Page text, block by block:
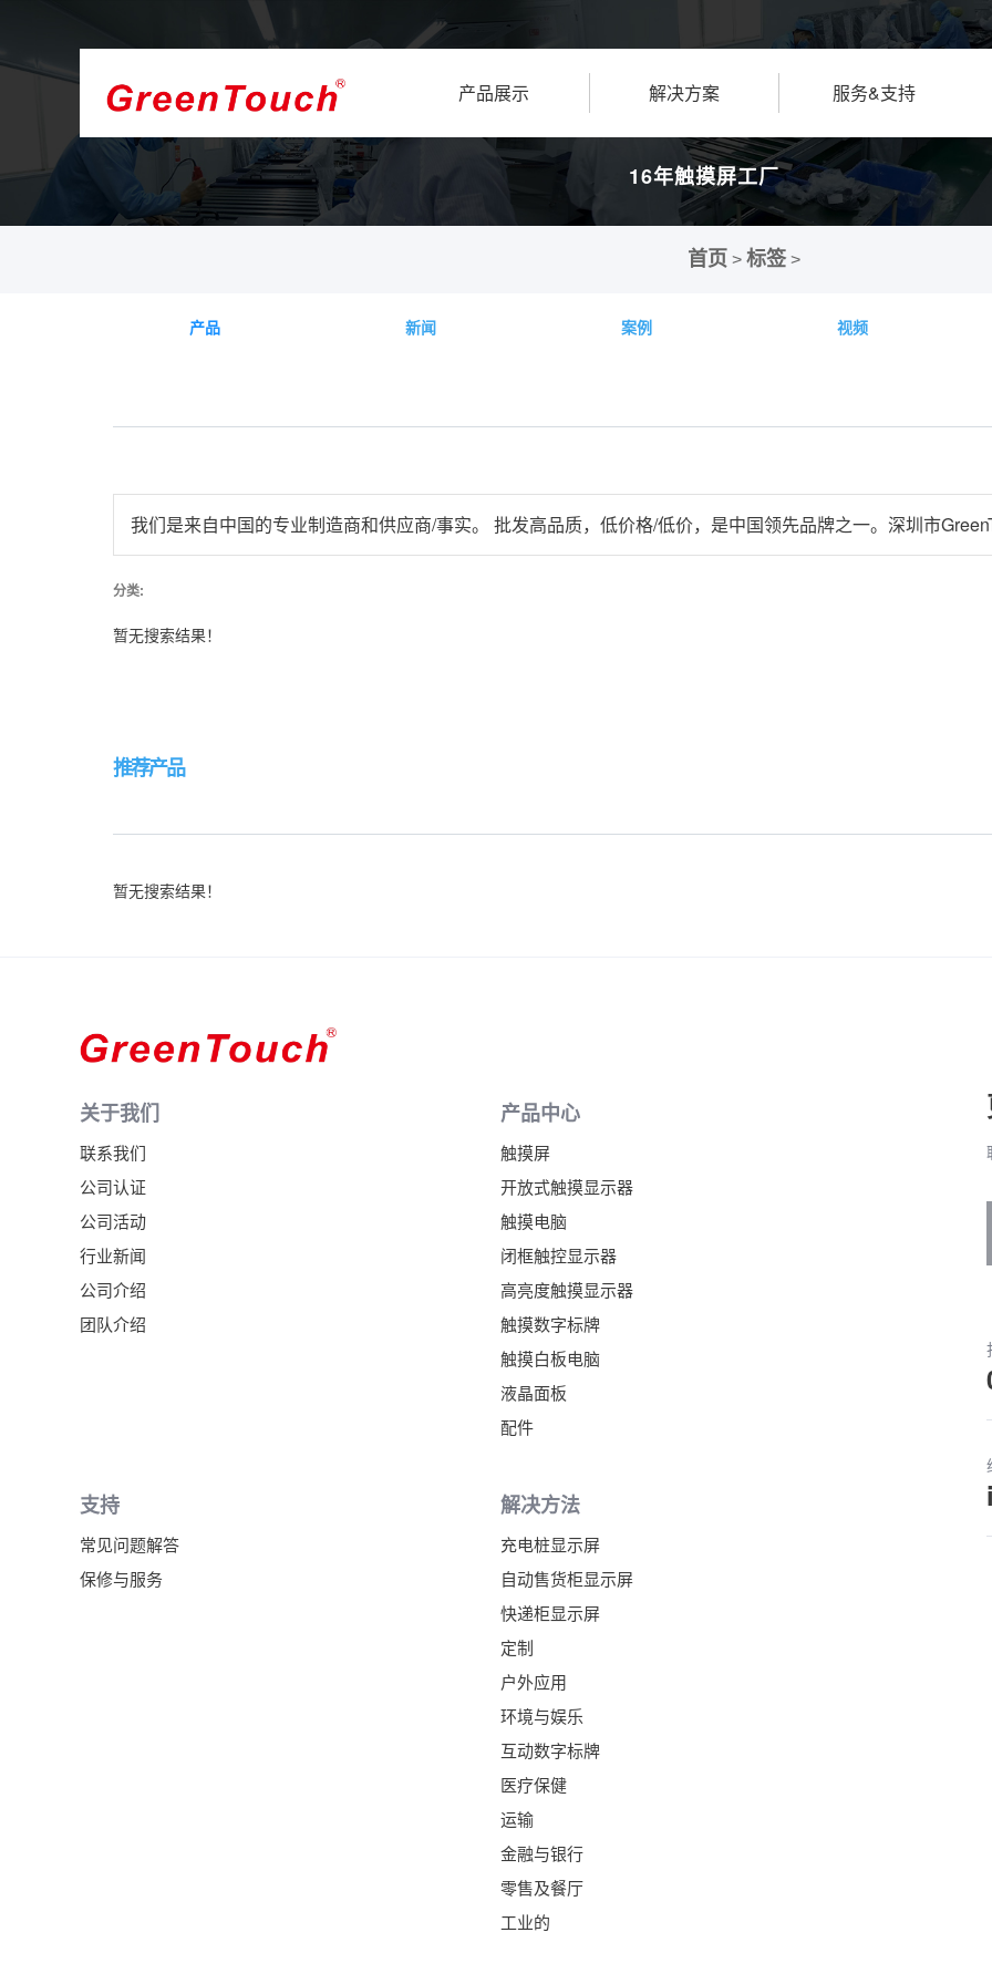
产品展示 解决方案 服务&支持
16年触摸屏工厂
首页 > 标签 >
产品 新闻 案例 视频
我们是来自中国的专业制造商和供应商/事实。 批发高品质，低价格/低价，是中国领先品牌之一。深圳市
分类:
暂无搜索结果！
推荐产品
暂无搜索结果！
关于我们
联系我们
公司认证
公司活动
行业新闻
公司介绍
团队介绍
产品中心
触摸屏
开放式触摸显示器
触摸电脑
闭框触控显示器
高亮度触摸显示器
触摸数字标牌
触摸白板电脑
液晶面板
配件
支持
常见问题解答
保修与服务
解决方法
充电桩显示屏
自动售货柜显示屏
快递柜显示屏
定制
户外应用
环境与娱乐
互动数字标牌
医疗保健
运输
金融与银行
零售及餐厅
工业的